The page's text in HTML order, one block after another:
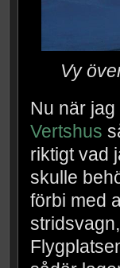
Vy
Nu när
Vertshus
riktigt vad
skulle
förbi med